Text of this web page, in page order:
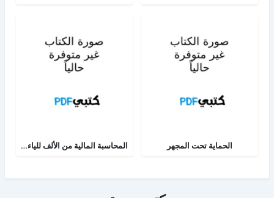
الحماية تحت المجهر المحاسبة المالية من الألف للياء - الجزء الثاني